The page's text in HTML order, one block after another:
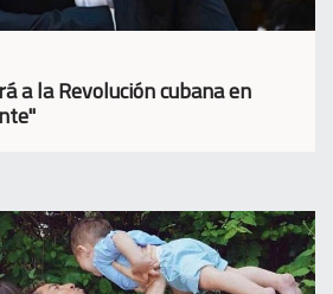
a la Revolución cubana en